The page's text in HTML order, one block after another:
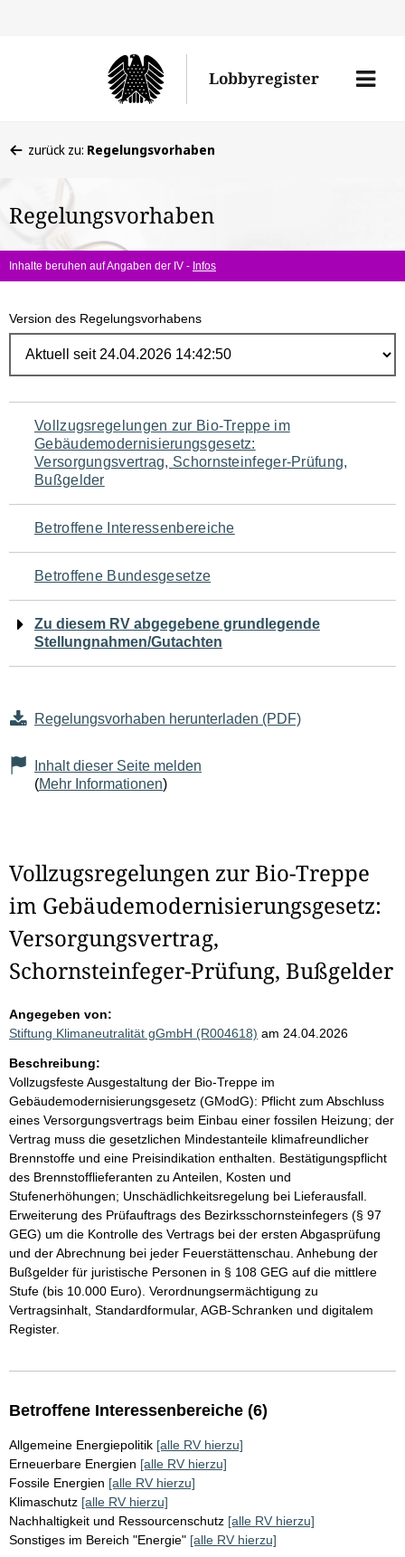
Lobbyregister
Menü
befinden
hier:
zurück zu: Regelungsvorhaben
Regelungsvorhaben
Inhalte beruhen auf Angaben der IV - Infos
Version des Regelungsvorhabens
Navigation
für
den
Seiteninhalt
Vollzugsregelungen zur Bio-Treppe im
Gebäudemodernisierungsgesetz:
Versorgungsvertrag, Schornsteinfeger-Prüfung,
Bußgelder
Betroffene Interessenbereiche
Betroffene Bundesgesetze
Zu diesem RV abgegebene grundlegende
Stellungnahmen/Gutachten
Regelungsvorhaben herunterladen (PDF)
Inhalt dieser Seite melden
(Mehr Informationen)
Vollzugsregelungen zur Bio-Treppe
im Gebäudemodernisierungsgesetz:
Versorgungsvertrag,
Schornsteinfeger-Prüfung, Bußgelder
Angegeben von:
Stiftung Klimaneutralität gGmbH (R004618) am 24.04.2026
Beschreibung:
Vollzugsfeste Ausgestaltung der Bio-Treppe im
Gebäudemodernisierungsgesetz (GModG): Pflicht zum Abschluss
eines Versorgungsvertrags beim Einbau einer fossilen Heizung; der
Vertrag muss die gesetzlichen Mindestanteile klimafreundlicher
Brennstoffe und eine Preisindikation enthalten. Bestätigungspflicht
des Brennstofflieferanten zu Anteilen, Kosten und
Stufenerhöhungen; Unschädlichkeitsregelung bei Lieferausfall.
Erweiterung des Prüfauftrags des Bezirksschornsteinfegers (§ 97
GEG) um die Kontrolle des Vertrags bei der ersten Abgasprüfung
und der Abrechnung bei jeder Feuerstättenschau. Anhebung der
Bußgelder für juristische Personen in § 108 GEG auf die mittlere
Stufe (bis 10.000 Euro). Verordnungsermächtigung zu
Vertragsinhalt, Standardformular, AGB-Schranken und digitalem
Register.
Betroffene Interessenbereiche (6)
Allgemeine Energiepolitik [alle RV hierzu]
Erneuerbare Energien [alle RV hierzu]
Fossile Energien [alle RV hierzu]
Klimaschutz [alle RV hierzu]
Nachhaltigkeit und Ressourcenschutz [alle RV hierzu]
Sonstiges im Bereich "Energie" [alle RV hierzu]